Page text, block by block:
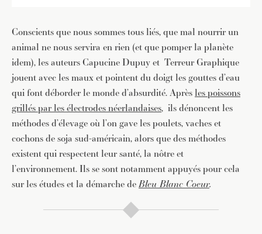
Conscients que nous sommes tous liés, que mal nourrir un
animal ne nous servira en rien (et que pomper la planète
idem), les auteurs Capucine Dupuy et Terreur Graphique
jouent avec les maux et pointent du doigt les gouttes d’eau
qui font déborder le monde d’absurdité. Aprèsles poissons
grillés par les électrodes néerlandaises, ils dénoncent les
méthodes d’élevage où l’on gave les poulets, vaches et
cochons de soja sud-américain, alors que des méthodes
existent qui respectent leur santé, la nôtre et
l’environnement. Ils se sont notamment appuyés pour cela
sur les études et la démarche deBleu Blanc Coeur.